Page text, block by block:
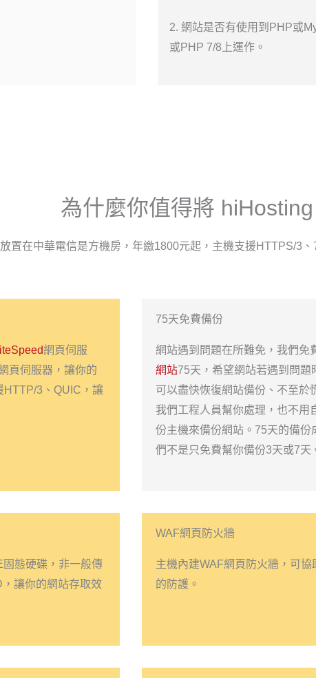
2. 網站是否有使用到PHP或
或PHP 7/8上運作。
為什麼你值得將
置在中華電信是方機房，年繳1800元起，主機支援HTTPS/3
網頁伺服
頁伺服器，讓你的
HTTP/3、QUIC，讓
75天免費備份
網站遇到問題在所難免，我們免
網站75天，希望網站若遇到問題
可以盡快恢復網站備份、不至於
我們工程人員幫你處理，也不用
份主機來備份網站。75天的備份
們不是只免費幫你備份3天或7天
態硬碟，非一般傳
讓你的網站存取效
WAF網頁防火牆
主機內建WAF網頁防火牆，可協
的防護。